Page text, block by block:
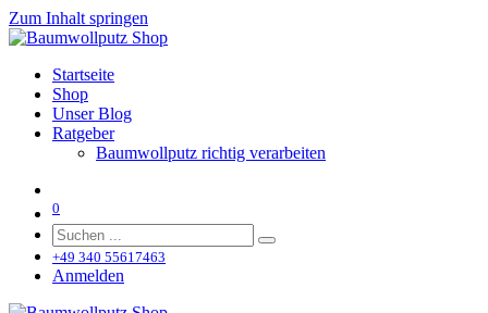
Zum Inhalt springen
Startseite
Shop
Unser Blog
Ratgeber
Baumwollputz richtig verarbeiten
0
+49 340 55617463
Anmelden